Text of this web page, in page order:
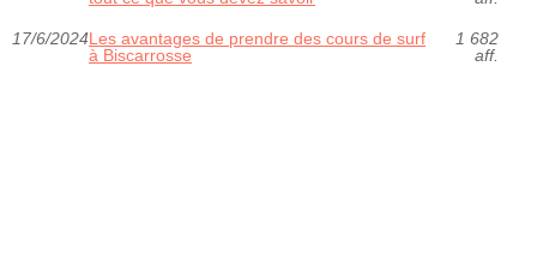
17/6/2024Les avantages de prendre des cours de surf
à Biscarrosse
1 682
aff.